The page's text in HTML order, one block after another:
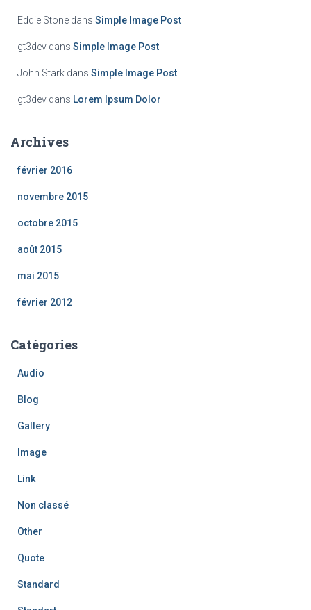
Eddie Stone dans Simple Image Post
gt3dev dans Simple Image Post
John Stark dans Simple Image Post
gt3dev dans Lorem Ipsum Dolor
Archives
février 2016
novembre 2015
octobre 2015
août 2015
mai 2015
février 2012
Catégories
Audio
Blog
Gallery
Image
Link
Non classé
Other
Quote
Standard